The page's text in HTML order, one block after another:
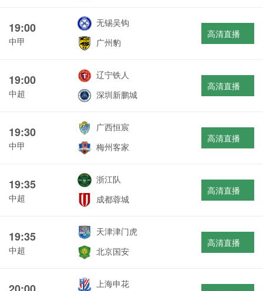
19:00
中甲
无锡吴钩
广州豹
高清直播
19:00
中超
辽宁铁人
深圳新鹏城
高清直播
19:30
中甲
广西恒宸
梅州客家
高清直播
19:35
中超
浙江队
成都蓉城
高清直播
19:35
中超
天津津门虎
北京国安
高清直播
上海申花